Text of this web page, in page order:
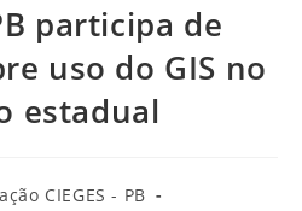
participa de
uso do GIS no
estadual
CIEGES - PB